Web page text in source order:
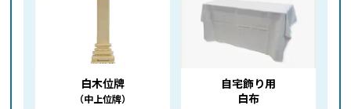
白木位牌
（中上位牌）
自宅飾り用
白布